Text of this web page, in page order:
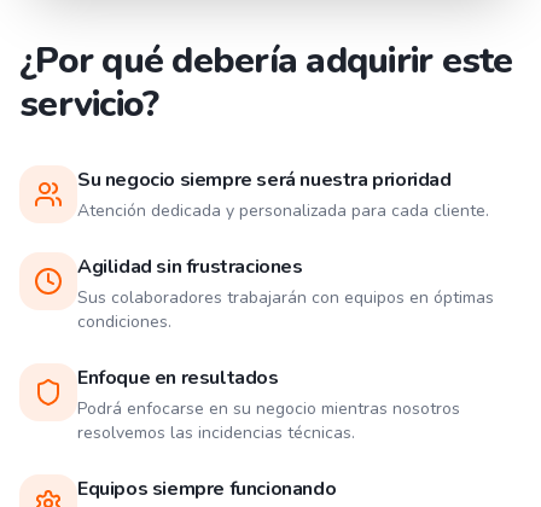
¿Por qué debería adquirir este
servicio?
Su negocio siempre será nuestra prioridad
Atención dedicada y personalizada para cada cliente.
Agilidad sin frustraciones
Sus colaboradores trabajarán con equipos en óptimas
condiciones.
Enfoque en resultados
Podrá enfocarse en su negocio mientras nosotros
resolvemos las incidencias técnicas.
Equipos siempre funcionando